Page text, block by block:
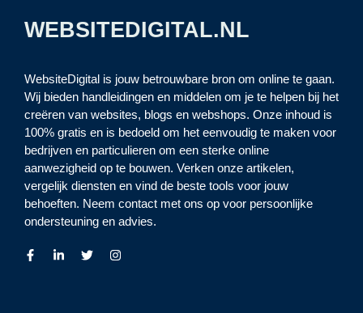
WEBSITEDIGITAL.NL
WebsiteDigital is jouw betrouwbare bron om online te gaan.
Wij bieden handleidingen en middelen om je te helpen bij het
creëren van websites, blogs en webshops. Onze inhoud is
100% gratis en is bedoeld om het eenvoudig te maken voor
bedrijven en particulieren om een sterke online
aanwezigheid op te bouwen. Verken onze artikelen,
vergelijk diensten en vind de beste tools voor jouw
behoeften. Neem contact met ons op voor persoonlijke
ondersteuning en advies.